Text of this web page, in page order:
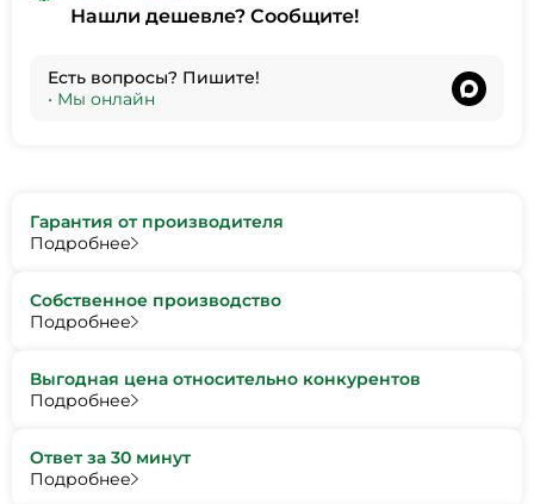
Нашли дешевле? Сообщите!
Есть вопросы? Пишите!
• Мы онлайн
Гарантия от производителя
Подробнее
Собственное производство
Подробнее
Выгодная цена относительно конкурентов
Подробнее
Ответ за 30 минут
Подробнее